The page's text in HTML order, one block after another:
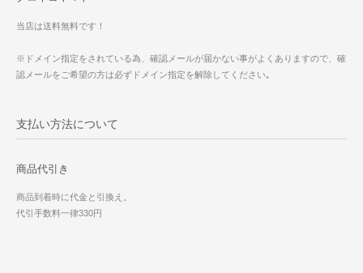
当店は送料無料です！
※ドメイン指定をされている為、確認メールが届かない事がよくありますので、確
認メールをご希望の方は必ずドメイン指定を解除してください｡
支払い方法について
商品代引き
商品到着時に代金と引換え。
代引手数料一律330円